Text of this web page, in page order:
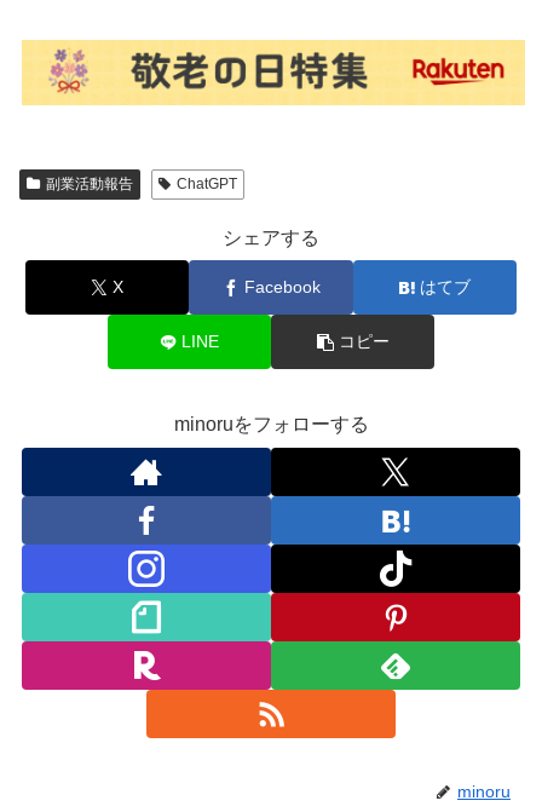
副業活動報告 ChatGPT
シェアする
X Facebook はてブ
LINE コピー
minoruをフォローする
minoru